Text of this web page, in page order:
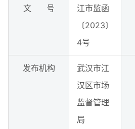
文 号
江市监函
〔2023〕
4号
发布机构
武汉市江
汉区市场
监督管理
局